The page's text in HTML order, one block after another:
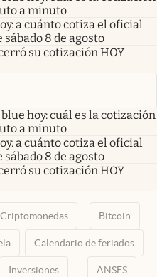
a minuto
a cuánto cotiza el oficial
sábado 8 de agosto
su cotización HOY
hoy: cuál es la cotización
a minuto
a cuánto cotiza el oficial
sábado 8 de agosto
su cotización HOY
Criptomonedas Bitcoin
Calendario de feriados
Inversiones ANSES